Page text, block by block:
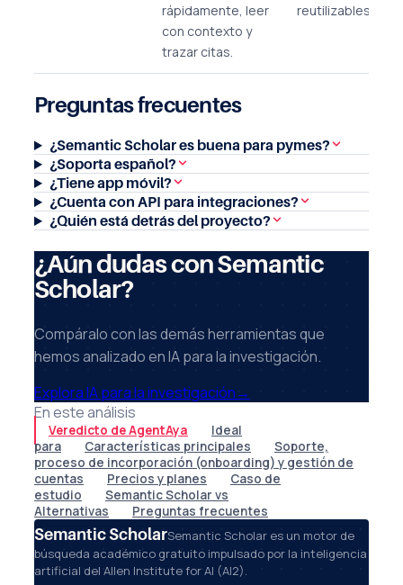
rápidamente, leer
con contexto y
trazar citas.
reutilizables.
Preguntas frecuentes
¿Semantic Scholar es buena para pymes?
¿Soporta español?
¿Tiene app móvil?
¿Cuenta con API para integraciones?
¿Quién está detrás del proyecto?
¿Aún dudas con Semantic
Scholar?
Compáralo con las demás herramientas que
hemos analizado en IA para la investigación.
Explora IA para la investigación→
En este análisis
Veredicto de AgentAya
Ideal
para
Características principales
Soporte,
proceso de incorporación (onboarding) y gestión de
cuentas
Precios y planes
Caso de
estudio
Semantic Scholar vs
Alternativas
Preguntas frecuentes
Semantic ScholarSemantic Scholar es un motor de
búsqueda académico gratuito impulsado por la inteligencia
artificial del Allen Institute for AI (AI2).